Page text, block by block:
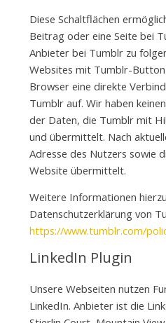
Diese Schaltflächen
Beitrag oder eine Seite bei
Anbieter bei Tumblr zu
Websites mit Tumblr-
Browser eine direkte
Tumblr auf. Wir haben
der Daten, die Tumblr mit
und übermittelt. Nach
Adresse des Nutzers sowie
Website übermittelt.
Weitere Informationen
Datenschutzerklärung von
https://www.tumblr.com/
LinkedIn Plugin
Unsere Webseiten nutzen
LinkedIn. Anbieter ist die